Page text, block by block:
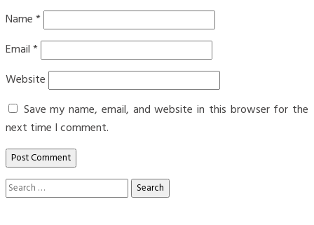
Name*
Email*
Website
Save my name, email, and website in this browser for the
next time I comment.
Search